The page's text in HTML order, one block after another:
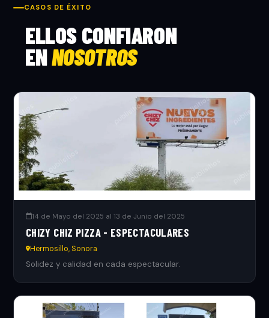
CASOS DE ÉXITO
ELLOS CONFIARON
ENNOSOTROS
14 de Mayo del 2025 al 13 de Junio del 2025
CHIZY CHIZ PIZZA - ESPECTACULARES
Hermosillo, Sonora
Solidez y calidad en cada espectacular.